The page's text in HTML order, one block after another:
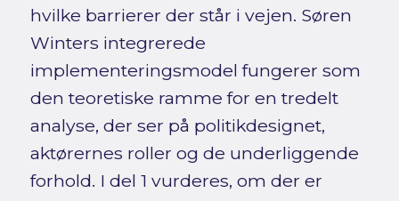
hvilke barrierer der står i vejen. Søren
Winters integrerede
implementeringsmodel fungerer som
den teoretiske ramme for en tredelt
analyse, der ser på politikdesignet,
aktørernes roller og de underliggende
forhold. I del 1 vurderes, om der er